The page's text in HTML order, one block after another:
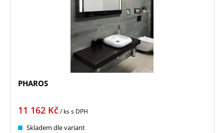
PHAROS
11 162 Kč/ kss DPH
Skladem dle variant